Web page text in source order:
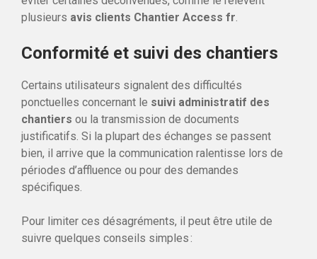
plusieurs avis clients Chantier Access fr.
Conformité et suivi des chantiers
Certains utilisateurs signalent des difficultés
ponctuelles concernant le suivi administratif des
chantiers ou la transmission de documents
justificatifs. Si la plupart des échanges se passent
bien, il arrive que la communication ralentisse lors de
périodes d’affluence ou pour des demandes
spécifiques.
Pour limiter ces désagréments, il peut être utile de
suivre quelques conseils simples :